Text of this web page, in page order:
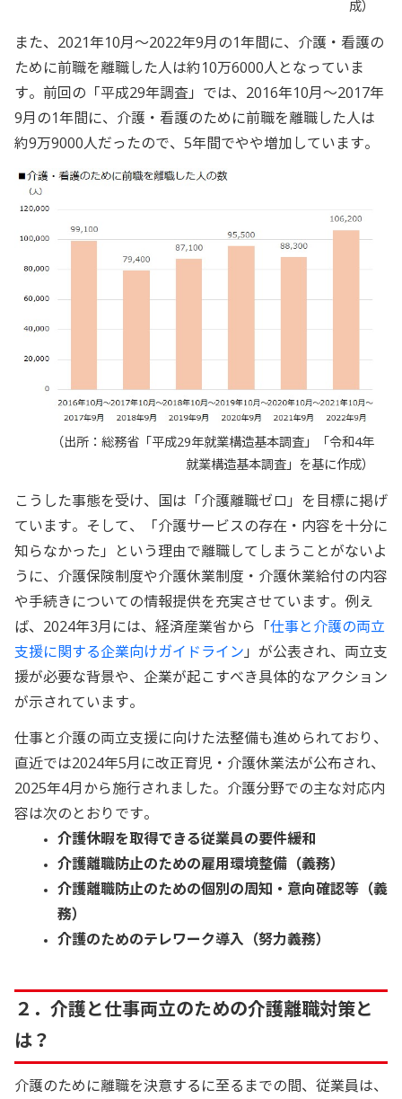
成）
また、2021年10月～2022年9月の1年間に、介護・看護の
ために前職を離職した人は約10万6000人となっていま
す。前回の「平成29年調査」では、2016年10月～2017年
9月の1年間に、介護・看護のために前職を離職した人は
約9万9000人だったので、5年間でやや増加しています。
（出所：総務省「平成29年就業構造基本調査」「令和4年
就業構造基本調査」を基に作成）
こうした事態を受け、国は「介護離職ゼロ」を目標に掲げ
ています。そして、「介護サービスの存在・内容を十分に
知らなかった」という理由で離職してしまうことがないよ
うに、介護保険制度や介護休業制度・介護休業給付の内容
や手続きについての情報提供を充実させています。例え
ば、2024年3月には、経済産業省から「 仕事と介護の両立
支援に関する企業向けガイドライン」が公表され、両立支
援が必要な背景や、企業が起こすべき具体的なアクション
が示されています。
仕事と介護の両立支援に向けた法整備も進められており、
直近では2024年5月に改正育児・介護休業法が公布され、
2025年4月から施行されました。介護分野での主な対応内
容は次のとおりです。
介護休暇を取得できる従業員の要件緩和
介護離職防止のための雇用環境整備（義務）
介護離職防止のための個別の周知・意向確認等（義
務）
介護のためのテレワーク導入（努力義務）
２．介護と仕事両立のための介護離職対策と
は？
介護のために離職を決意するに至るまでの間、従業員は、